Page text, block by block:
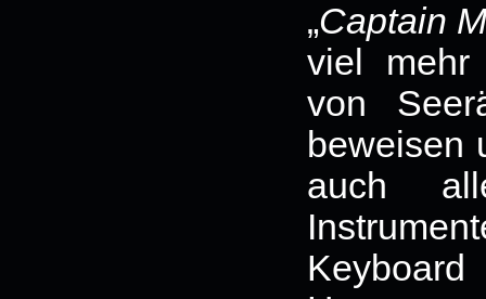
„Captain
viel mehr
von
beweisen
auch